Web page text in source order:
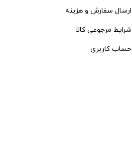
ارسال سفارش و هزینه
شرایط مرجوعی کالا
حساب کاربری